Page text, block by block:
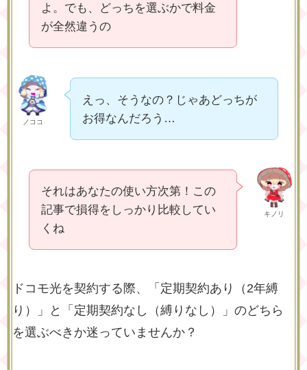
よ。でも、どっちを選ぶかで料金
が全然違うの
ノココ
えっ、そうなの？じゃあどっちが
お得なんだろう…
キノリ
それはあなたの使い方次第！この
記事で損得をしっかり比較してい
くね
ドコモ光を契約する際、「定期契約あり（2年縛
り）」と「定期契約なし（縛りなし）」のどちら
を選ぶべきか迷っていませんか？